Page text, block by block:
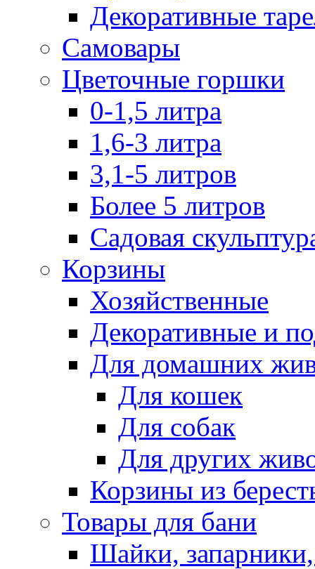
Декоративные
Самовары
Цветочные горшки
0-1,5 литра
1,6-3 литра
3,1-5 литров
Более 5 литров
Садовая
Корзины
Хозяйственные
Декоративные и
Для домашних
Для кошек
Для собак
Для других
Корзины из
Товары для бани
Шайки,